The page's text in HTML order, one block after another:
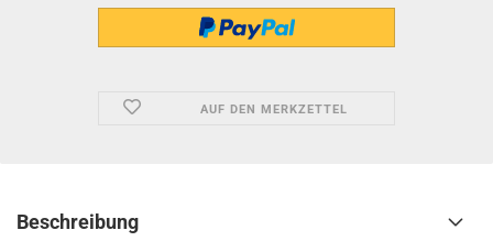
AUF DEN MERKZETTEL
Beschreibung